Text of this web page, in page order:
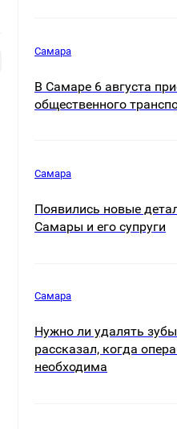
Самара
В Самаре 6 августа
общественного
Самара
Появились новые
Самары и его супруги
Самара
Нужно ли удалять
рассказал, когда
необходима